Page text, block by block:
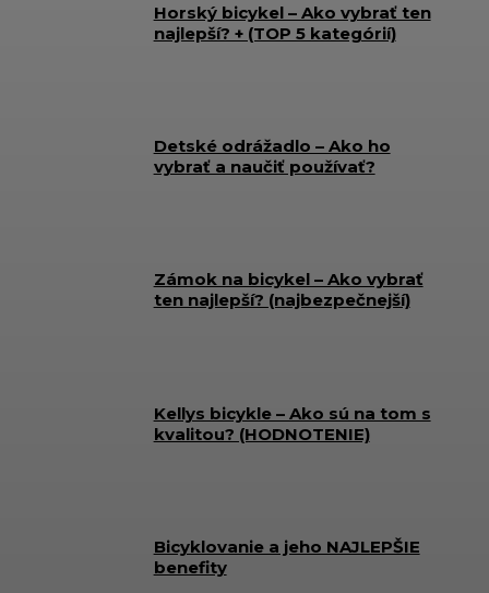
Horský bicykel – Ako vybrať ten
najlepší? + (TOP 5 kategórií)
Detské odrážadlo – Ako ho
vybrať a naučiť používať?
Zámok na bicykel – Ako vybrať
ten najlepší? (najbezpečnejší)
Kellys bicykle – Ako sú na tom s
kvalitou? (HODNOTENIE)
Bicyklovanie a jeho NAJLEPŠIE
benefity